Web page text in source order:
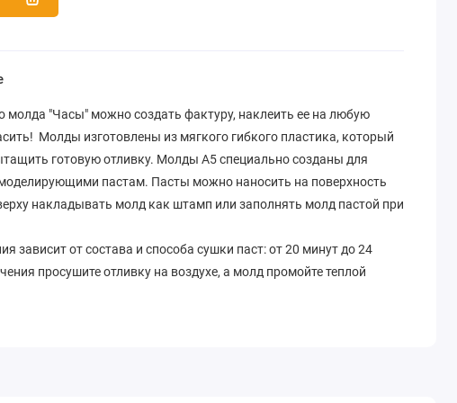
"Часы" можно создать фактуру, наклеить ее на любую
Молды изготовлены из мягкого гибкого пластика, который
готовую отливку. Молды A5 специально созданы для
пастам. Пасты можно наносить на поверхность
накладывать молд как штамп или заполнять молд пастой при
зависит от состава и способа сушки паст: от 20 минут до 24
просушите отливку на воздухе, а молд промойте теплой